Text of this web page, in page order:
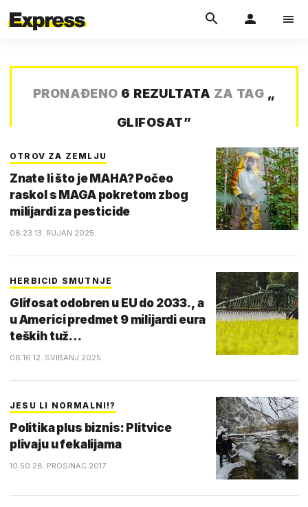
PRONAĐENO 6 REZULTATA ZA TAG „
GLIFOSAT”
OTROV ZA ZEMLJU
Znate li što je MAHA? Počeo
raskol s MAGA pokretom zbog
milijardi za pesticide
06:23 13. RUJAN 2025.
HERBICID SMUTNJE
Glifosat odobren u EU do 2033., a
u Americi predmet 9 milijardi eura
teških tuž…
08:16 12. SVIBANJ 2025.
JESU LI NORMALNI!?
Politika plus biznis: Plitvice
plivaju u fekalijama
10:50 28. PROSINAC 2017.